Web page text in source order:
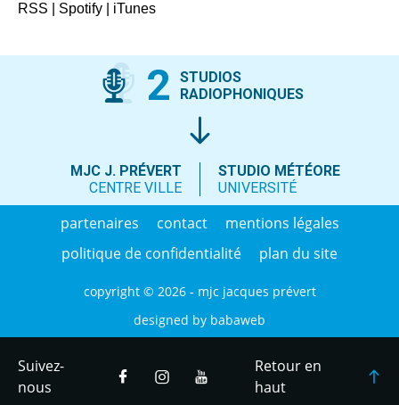
RSS
Spotify iTunes
2
STUDIOS
RADIOPHONIQUES
MJC J. PRÉVERT
CENTRE VILLE
STUDIO MÉTÉORE
UNIVERSITÉ
partenaires contact
mentions légales
politique de confidentialité
plan du site
copyright © 2026 - mjc jacques prévert
designed by babaweb
Suivez-
nous
Retour en
haut